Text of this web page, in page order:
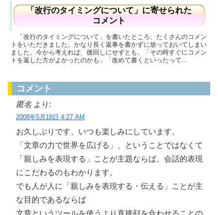
「改行のタイミングについて」に寄せられた
コメント
「改行のタイミングについて」を書いたところ、たくさんのコメン
トをいただきました。かなり長く返事を書かずに放っておいてしまい
ました。今から考えれば、後回しにせずとも、「その時すぐにコメン
トを返した方がよかったのかも」「改めて書くといったって...
コメント
匿名 より:
2008年5月18日 4:27 AM
お久しぶりです、いつも楽しみにしています。
「文章の力で世界を広げる」、ということではなくて
「親しみを表現する」ことが主題ならば、会話的表現
にこだわるのもわかります。
でも人が人に「親しみを表現する・伝える」ことが主
な目的であるならば